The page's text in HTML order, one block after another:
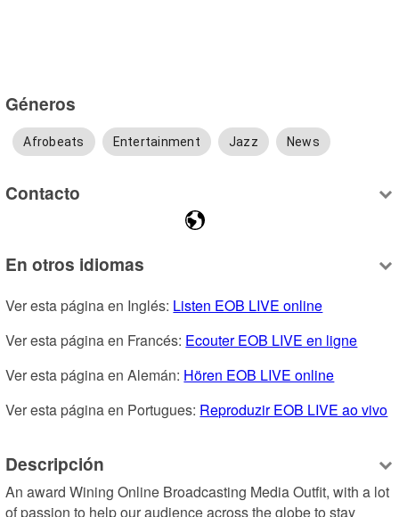
Géneros
Afrobeats Entertainment Jazz News
Contacto
En otros idiomas
Ver esta página en Inglés: Listen EOB LIVE online
Ver esta página en Francés: Ecouter EOB LIVE en ligne
Ver esta página en Alemán: Hören EOB LIVE online
Ver esta página en Portugues: Reproduzir EOB LIVE ao vivo
Descripción
An award Wining Online Broadcasting Media Outfit, with a lot
of passion to help our audience across the globe to stay